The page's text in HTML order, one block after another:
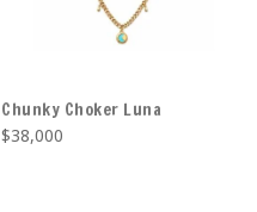
Chunky Choker Luna
$38,000